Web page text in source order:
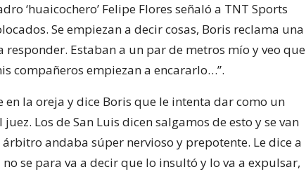
‘huaicochero’ Felipe Flores señaló a TNT Sports
Se empiezan a decir cosas, Boris reclama una
Estaban a un par de metros mío y veo que
compañeros empiezan a encararlo…”.
en la oreja y dice Boris que le intenta dar como un
Los de San Luis dicen salgamos de esto y se van
andaba súper nervioso y prepotente. Le dice a
se para va a decir que lo insultó y lo va a expulsar,